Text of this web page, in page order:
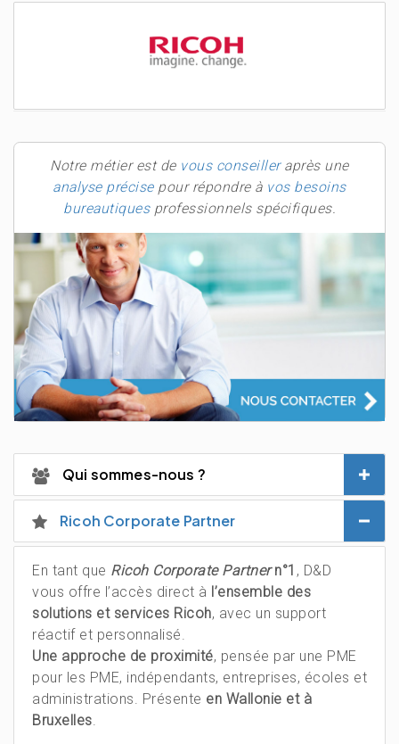
Notre métier est de vous conseilleraprès une
analyse précisepour répondre à vos besoins
bureautiquesprofessionnels spécifiques.
Qui sommes-nous ?
Ricoh Corporate Partner
En tant que Ricoh Corporate Partnern°1 , D&D
vous offre l’accès direct à l’ensemble des
solutions et services Ricoh, avec un support
réactif et personnalisé.
Une approche de proximité, pensée par une PME
pour les PME, indépendants, entreprises, écoles et
administrations. Présente en Wallonie et à
Bruxelles.